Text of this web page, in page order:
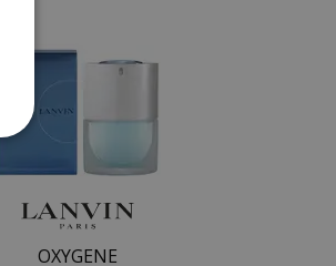
OXYGENE